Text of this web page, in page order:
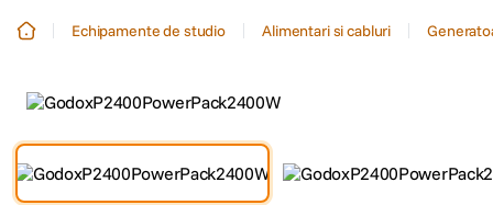
3. trepied telefon
Echipamente de studio Alimentari si cabluri